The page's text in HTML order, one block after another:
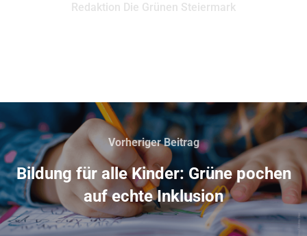
Redaktion Die Grünen Steiermark
Vorheriger Beitrag
Bildung für alle Kinder: Grüne pochen
auf echte Inklusion